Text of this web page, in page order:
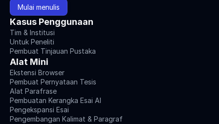
Mulai menulis
Kasus Penggunaan
Tim & Institusi
Untuk Peneliti
Pembuat Tinjauan Pustaka
Alat Mini
Ekstensi Browser
Pembuat Pernyataan Tesis
Alat Parafrase
Pembuatan Kerangka Esai AI
Pengekspansi Esai
Pengembangan Kalimat & Paragraf